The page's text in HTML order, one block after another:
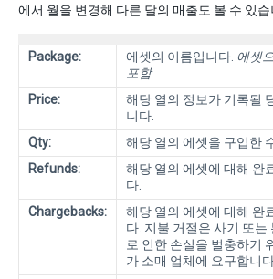
에서 월을 변경해 다른 달의 매출도 볼 수 있습
Package: 에셋의 이름입니다. 에셋
포함
Price:
해당 열의 정보가 기록될
니다.
Qty:
해당 열의 에셋을 구입한
Refunds:
해당 열의 에셋에 대해 완
다.
Chargebacks:
해당 열의 에셋에 대해 완
다. 지불 거절은 사기 또는
로 인한 손실을 벌충하기
가 소매 업체에 요구합니